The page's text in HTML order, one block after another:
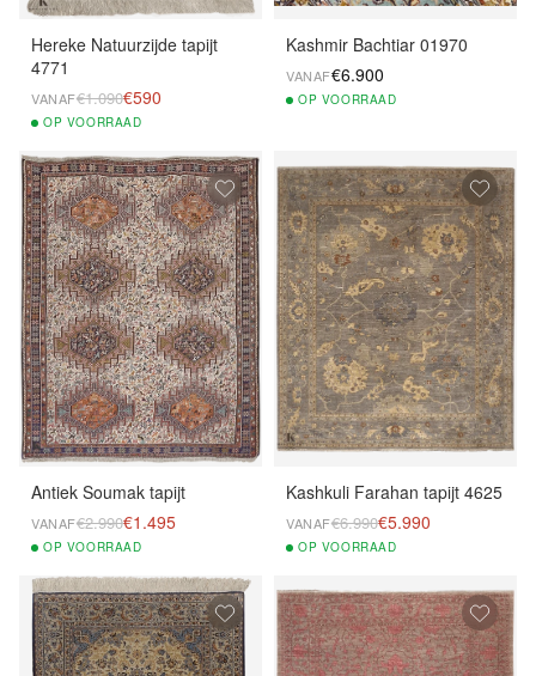
Hereke Natuurzijde tapijt
4771
VANAF€1.090€590
OP VOORRAAD
Kashmir Bachtiar 01970
VANAF€6.900
OP VOORRAAD
Antiek Soumak tapijt
VANAF€2.990€1.495
OP VOORRAAD
Kashkuli Farahan tapijt 4625
VANAF€6.990€5.990
OP VOORRAAD